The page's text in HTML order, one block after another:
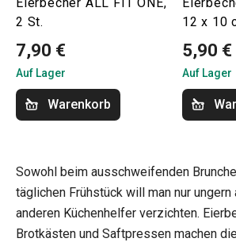
2 St.
7,90 €
Auf Lager
Warenkorb
12 x 10
5,90 €
Auf Lager
Sowohl beim ausschweifenden
täglichen Frühstück will man nur
anderen Küchenhelfer verzichten.
Brotkästen und Saftpressen machen